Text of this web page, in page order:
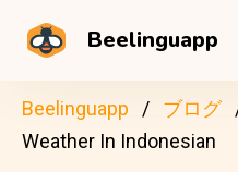
Beelinguapp
Beelinguapp ブログ
Weather In Indonesian